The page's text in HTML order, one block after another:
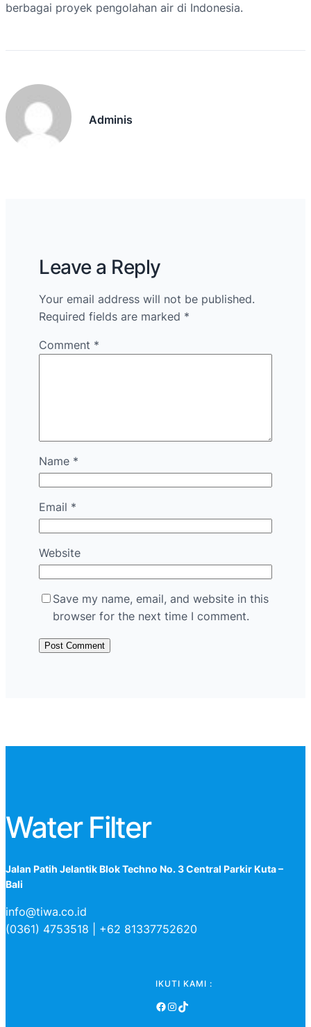
berbagai proyek pengolahan air di Indonesia.
Adminis
Leave a Reply
Your email address will not be published.
Required fields are marked *
Comment *
Name *
Email *
Website
Save my name, email, and website in this
browser for the next time I comment.
Water Filter
Jalan Patih Jelantik Blok Techno No. 3 Central Parkir Kuta –
Bali
info@tiwa.co.id
(0361) 4753518 | +62 81337752620
IKUTI KAMI :
Facebook Instagram TikTok